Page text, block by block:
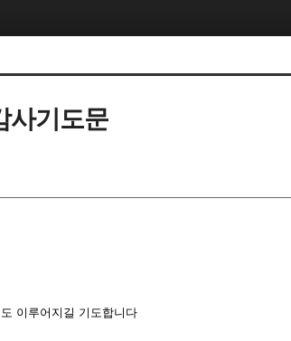
사기도문
이루어지길 기도합니다